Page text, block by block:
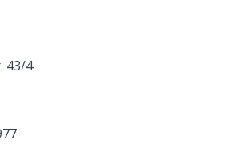
43/4